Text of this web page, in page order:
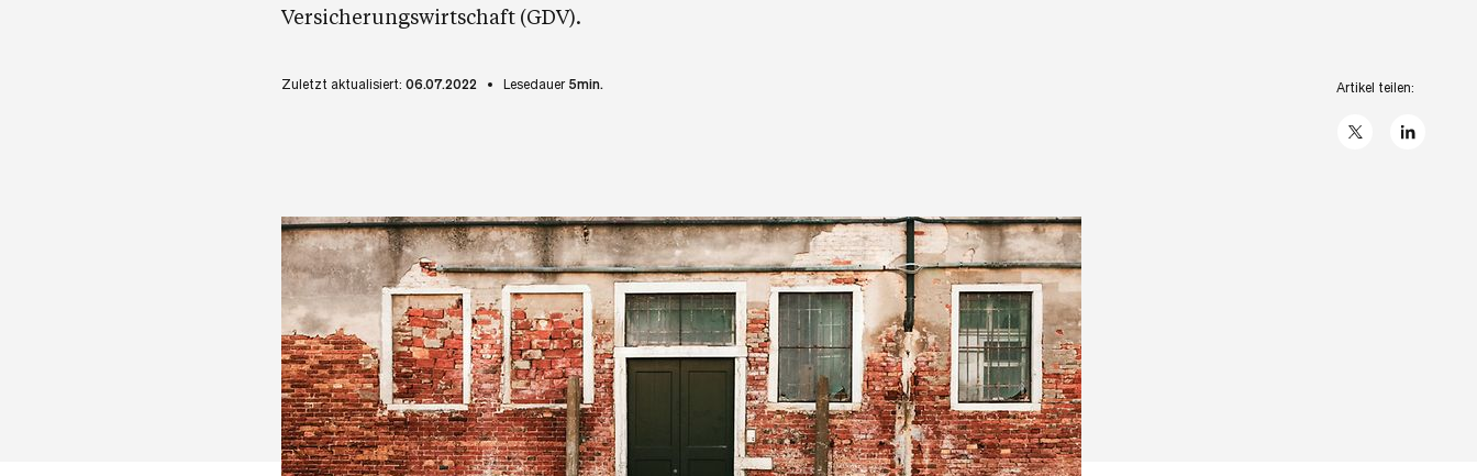
Versicherungswirtschaft (GDV).
Zuletzt aktualisiert: 06.07.2022 Lesedauer 5min. Artikel teilen:
X linkedIn